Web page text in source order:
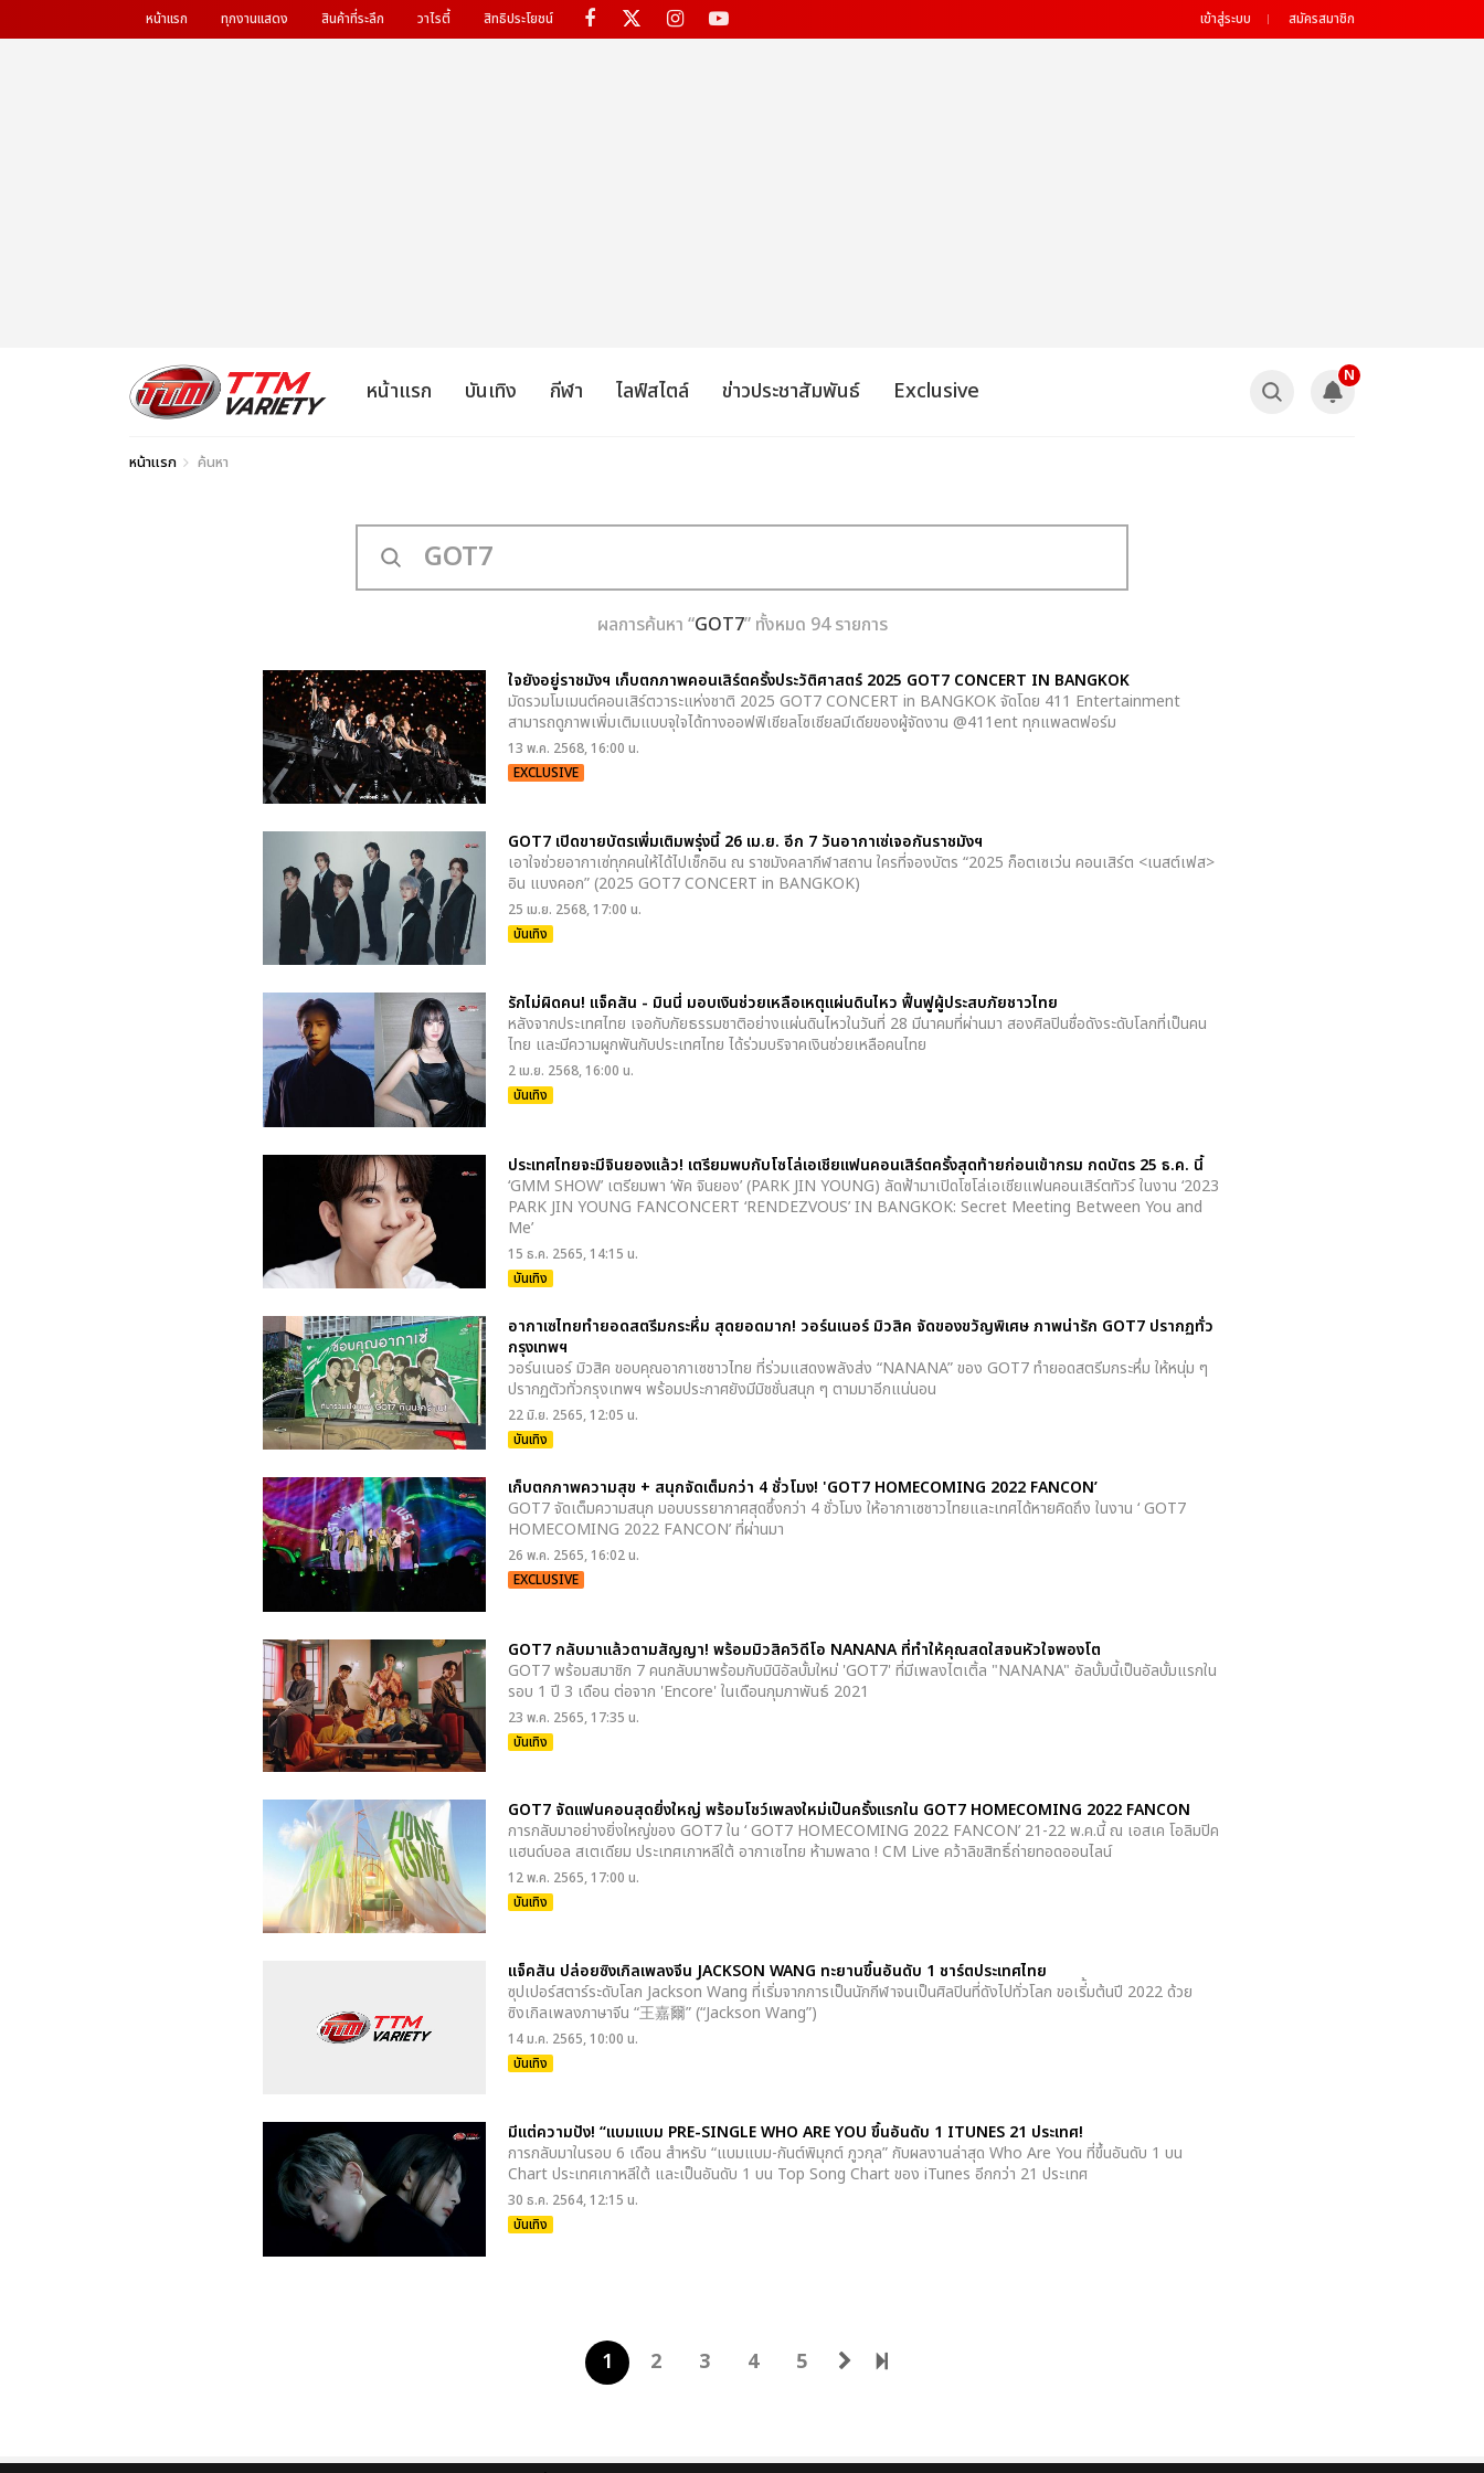
หน้าแรก ทุกงานแสดง สินค้าที่ระลึก วาไรตี้ สิทธิประโยชน์ เข้าสู่ระบบ สมัครสมาชิก
หน้าแรก บันเทิง กีฬา ไลฟ์สไตล์ ข่าวประชาสัมพันธ์ Exclusive
N
หน้าแรก ค้นหา
ผลการค้นหา “GOT7” ทั้งหมด 94 รายการ
ใจยังอยู่ราชมังฯ เก็บตกภาพคอนเสิร์ตครั้งประวัติศาสตร์ 2025 GOT7 CONCERT IN BANGKOK
มัดรวมโมเมนต์คอนเสิร์ตวาระแห่งชาติ 2025 GOT7 CONCERT in BANGKOK จัดโดย 411 Entertainment
สามารถดูภาพเพิ่มเติมแบบจุใจได้ทางออฟฟิเชียลโซเชียลมีเดียของผู้จัดงาน @411ent ทุกแพลตฟอร์ม
13 พ.ค. 2568, 16:00 น.
EXCLUSIVE
GOT7 เปิดขายบัตรเพิ่มเติมพรุ่งนี้ 26 เม.ย. อีก 7 วันอากาเซ่เจอกันราชมังฯ
เอาใจช่วยอากาเซ่ทุกคนให้ได้ไปเช็กอิน ณ ราชมังคลากีฬาสถาน ใครที่จองบัตร “2025 ก็อตเซเว่น คอนเสิร์ต <เนสต์เฟส>
อิน แบงคอก” (2025 GOT7 CONCERT in BANGKOK)
25 เม.ย. 2568, 17:00 น.
บันเทิง
รักไม่ผิดคน! แจ็คสัน - มินนี่ มอบเงินช่วยเหลือเหตุแผ่นดินไหว ฟื้นฟูผู้ประสบภัยชาวไทย
หลังจากประเทศไทย เจอกับภัยธรรมชาติอย่างแผ่นดินไหวในวันที่ 28 มีนาคมที่ผ่านมา สองศิลปินชื่อดังระดับโลกที่เป็นคน
ไทย และมีความผูกพันกับประเทศไทย ได้ร่วมบริจาคเงินช่วยเหลือคนไทย
2 เม.ย. 2568, 16:00 น.
บันเทิง
ประเทศไทยจะมีจินยองแล้ว! เตรียมพบกับโซโล่เอเชียแฟนคอนเสิร์ตครั้งสุดท้ายก่อนเข้ากรม กดบัตร 25 ธ.ค. นี้
‘GMM SHOW’ เตรียมพา ‘พัค จินยอง’ (PARK JIN YOUNG) ลัดฟ้ามาเปิดโซโล่เอเชียแฟนคอนเสิร์ตทัวร์ ในงาน ‘2023
PARK JIN YOUNG FANCONCERT ‘RENDEZVOUS’ IN BANGKOK: Secret Meeting Between You and
Me’
15 ธ.ค. 2565, 14:15 น.
บันเทิง
อากาเซไทยทำยอดสตรีมกระหึ่ม สุดยอดมาก! วอร์นเนอร์ มิวสิค จัดของขวัญพิเศษ ภาพน่ารัก GOT7 ปรากฏทั่ว
กรุงเทพฯ
วอร์นเนอร์ มิวสิค ขอบคุณอากาเซชาวไทย ที่ร่วมแสดงพลังส่ง “NANANA” ของ GOT7 ทำยอดสตรีมกระหึ่ม ให้หนุ่ม ๆ
ปรากฏตัวทั่วกรุงเทพฯ พร้อมประกาศยังมีมิชชั่นสนุก ๆ ตามมาอีกแน่นอน
22 มิ.ย. 2565, 12:05 น.
บันเทิง
เก็บตกภาพความสุข + สนุกจัดเต็มกว่า 4 ชั่วโมง! 'GOT7 HOMECOMING 2022 FANCON’
GOT7 จัดเต็มความสนุก มอบบรรยากาศสุดซึ้งกว่า 4 ชั่วโมง ให้อากาเซชาวไทยและเทศได้หายคิดถึง ในงาน ‘ GOT7
HOMECOMING 2022 FANCON’ ที่ผ่านมา
26 พ.ค. 2565, 16:02 น.
EXCLUSIVE
GOT7 กลับมาแล้วตามสัญญา! พร้อมมิวสิควิดีโอ NANANA ที่ทำให้คุณสดใสจนหัวใจพองโต
GOT7 พร้อมสมาชิก 7 คนกลับมาพร้อมกับมินิอัลบั้มใหม่ 'GOT7' ที่มีเพลงไตเติ้ล "NANANA" อัลบั้มนี้เป็นอัลบั้มแรกใน
รอบ 1 ปี 3 เดือน ต่อจาก 'Encore' ในเดือนกุมภาพันธ์ 2021
23 พ.ค. 2565, 17:35 น.
บันเทิง
GOT7 จัดแฟนคอนสุดยิ่งใหญ่ พร้อมโชว์เพลงใหม่เป็นครั้งแรกใน GOT7 HOMECOMING 2022 FANCON
การกลับมาอย่างยิ่งใหญ่ของ GOT7 ใน ‘ GOT7 HOMECOMING 2022 FANCON’ 21-22 พ.ค.นี้ ณ เอสเค โอลิมปิค
แฮนด์บอล สเตเดียม ประเทศเกาหลีใต้ อากาเซไทย ห้ามพลาด ! CM Live คว้าลิขสิทธิ์ถ่ายทอดออนไลน์
12 พ.ค. 2565, 17:00 น.
บันเทิง
แจ็คสัน ปล่อยซิงเกิลเพลงจีน JACKSON WANG ทะยานขึ้นอันดับ 1 ชาร์ตประเทศไทย
ซุปเปอร์สตาร์ระดับโลก Jackson Wang ที่เริ่มจากการเป็นนักกีฬาจนเป็นศิลปินที่ดังไปทั่วโลก ขอเริ่้มต้นปี 2022 ด้วย
ซิงเกิลเพลงภาษาจีน “王嘉爾” (“Jackson Wang”)
14 ม.ค. 2565, 10:00 น.
บันเทิง
มีแต่ความปัง! “แบมแบม PRE-SINGLE WHO ARE YOU ขึ้นอันดับ 1 ITUNES 21 ประเทศ!
การกลับมาในรอบ 6 เดือน สำหรับ “แบมแบม-กันต์พิมุกต์ ภูวกุล” กับผลงานล่าสุด Who Are You ที่ขึ้นอันดับ 1 บน
Chart ประเทศเกาหลีใต้ และเป็นอันดับ 1 บน Top Song Chart ของ iTunes อีกกว่า 21 ประเทศ
30 ธ.ค. 2564, 12:15 น.
บันเทิง
1 2 3 4 5